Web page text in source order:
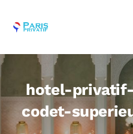
hotel-
codet-